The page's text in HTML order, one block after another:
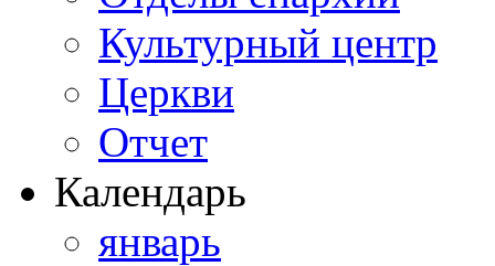
Культурный центр
Церкви
Отчет
Календарь
январь